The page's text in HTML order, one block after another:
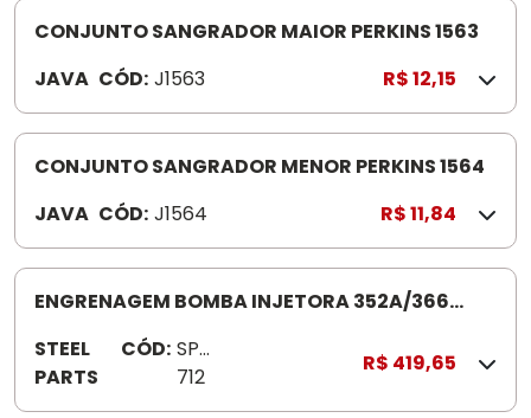
CONJUNTO SANGRADOR MAIOR PERKINS 1563
JAVA CÓD: J1563 R$ 12,15
CONJUNTO SANGRADOR MENOR PERKINS 1564
JAVA CÓD: J1564 R$ 11,84
ENGRENAGEM BOMBA INJETORA 352A/366
STEEL
PARTS
CÓD: SP3
712
R$ 419,65